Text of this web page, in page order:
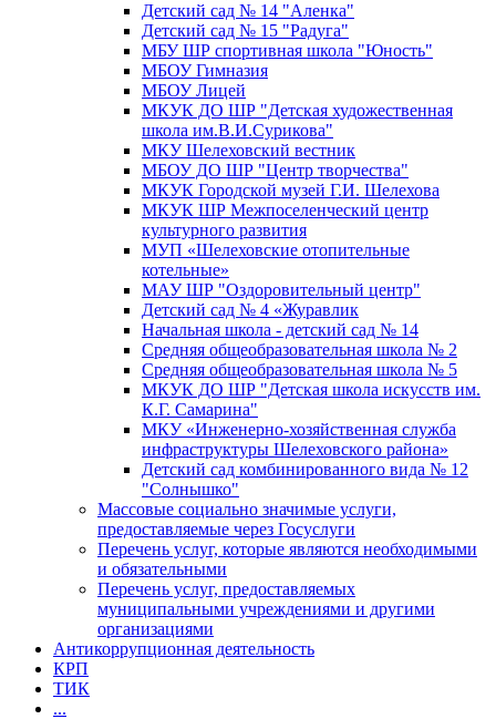
Детский сад № 14 "Аленка"
Детский сад № 15 "Радуга"
МБУ ШР спортивная школа "Юность"
МБОУ Гимназия
МБОУ Лицей
МКУК ДО ШР "Детская художественная
школа им.В.И.Сурикова"
МКУ Шелеховский вестник
МБОУ ДО ШР "Центр творчества"
МКУК Городской музей Г.И. Шелехова
МКУК ШР Межпоселенческий центр
культурного развития
МУП «Шелеховские отопительные
котельные»
МАУ ШР "Оздоровительный центр"
Детский сад № 4 «Журавлик
Начальная школа - детский сад № 14
Средняя общеобразовательная школа № 2
Средняя общеобразовательная школа № 5
МКУК ДО ШР "Детская школа искусств им.
К.Г. Самарина"
МКУ «Инженерно-хозяйственная служба
инфраструктуры Шелеховского района»
Детский сад комбинированного вида № 12
"Солнышко"
Массовые социально значимые услуги,
предоставляемые через Госуслуги
Перечень услуг, которые являются необходимыми
и обязательными
Перечень услуг, предоставляемых
муниципальными учреждениями и другими
организациями
Антикоррупционная деятельность
КРП
ТИК
...